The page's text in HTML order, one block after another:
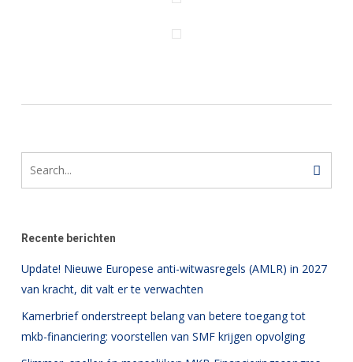
Recente berichten
Update! Nieuwe Europese anti-witwasregels (AMLR) in 2027
van kracht, dit valt er te verwachten
Kamerbrief onderstreept belang van betere toegang tot
mkb-financiering: voorstellen van SMF krijgen opvolging